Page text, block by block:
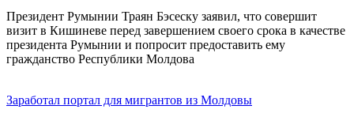
Президент Румынии Траян Бэсеску заявил, что совершит
визит в Кишиневе перед завершением своего срока в качестве
президента Румынии и попросит предоставить ему
гражданство Республики Молдова
Заработал портал для мигрантов из Молдовы